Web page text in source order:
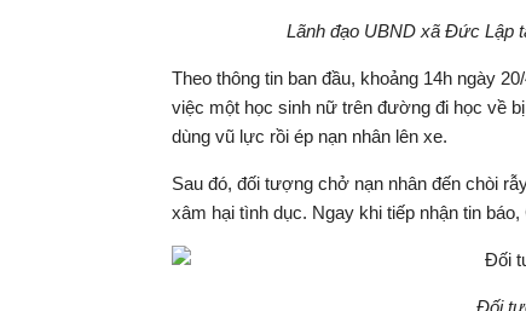
Lãnh đạo UBND xã Đức Lập
Theo thông tin ban đầu, khoảng 14h ngày
việc một học sinh nữ trên đường đi học về
dùng vũ lực rồi ép nạn nhân lên xe.
Sau đó, đối tượng chở nạn nhân đến chòi
xâm hại tình dục. Ngay khi tiếp nhận tin
Đối